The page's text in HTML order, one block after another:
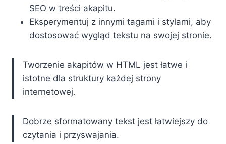
SEO w treści akapitu.
Eksperymentuj z innymi tagami i stylami, aby
dostosować wygląd tekstu na swojej stronie.
Tworzenie akapitów w HTML jest łatwe i
istotne dla struktury każdej strony
internetowej.
Dobrze sformatowany tekst jest łatwiejszy do
czytania i przyswajania.